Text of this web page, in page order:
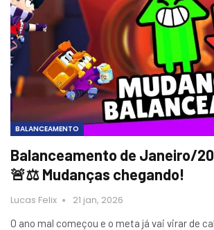
BALANCEAMENTO
Balanceamento de Janeiro/
🚨⚖️ Mudanças chegando!
Lucas Felix 21 jan, 2026
O ano mal começou e o meta já vai virar de